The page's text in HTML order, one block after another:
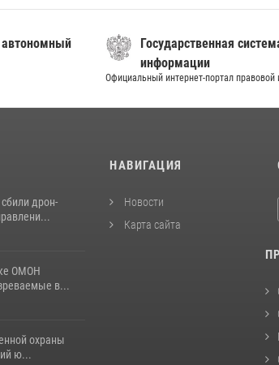
Государственная
информации
Официальный интернет-портал
дрон-
ОМОН
в...
охраны
ю...
НАВИГАЦИЯ
Новости
Карта сайта